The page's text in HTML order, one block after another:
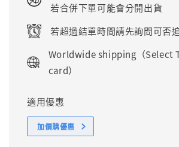
若合併下單可能會分開出貨
若超過結單時間請先詢問可否
Worldwide shipping（Select
card）
適用優惠
加價購優惠